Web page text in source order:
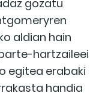
gozatu
aldian hain
hartzaileei
egitea erabaki
handia